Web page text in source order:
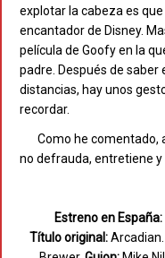
explotar la cabeza es
encantador de Disney.
película de Goofy en la
padre. Después de saber
distancias, hay unos
recordar.
Como he comentado,
no defrauda, entretiene y
Estreno en España:
Título original:Arcadian.